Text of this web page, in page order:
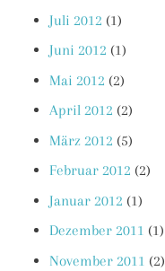
Juli 2012 (1)
Juni 2012 (1)
Mai 2012 (2)
April 2012 (2)
März 2012 (5)
Februar 2012 (2)
Januar 2012 (1)
Dezember 2011 (1)
November 2011 (2)